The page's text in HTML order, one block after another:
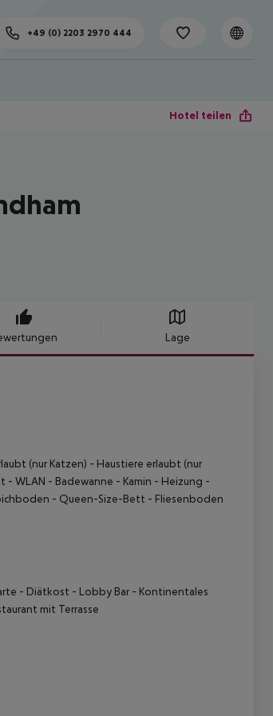
+49 (0) 2203 2970 444
Hotel teilen
Lage
(nur Katzen) - Haustiere erlaubt (nur
- WLAN - Badewanne - Kamin - Heizung -
- Queen-Size-Bett - Fliesenboden
- Diätkost - Lobby Bar - Kontinentales
mit Terrasse